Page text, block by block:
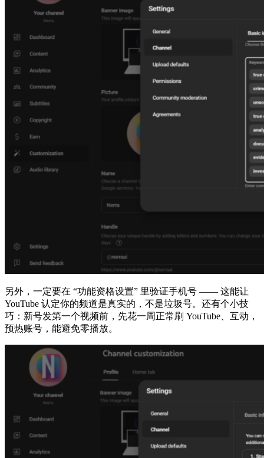
另外，一定要在 “功能资格设置” 里验证手机号 —— 这能让
YouTube 认定你的频道是真实的，不是垃圾号。还有个小技
巧：新号发第一个视频前，先花一周正常刷 YouTube、互动，
预热账号，能避免零播放。